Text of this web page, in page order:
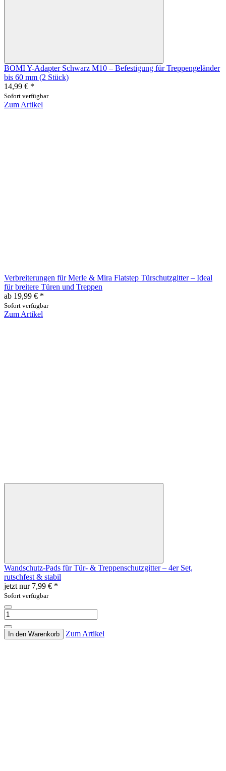
BOMI Y-Adapter Schwarz M10 – Befestigung für Treppengeländer
bis 60 mm (2 Stück)
14,99 € *
Sofort verfügbar
Zum Artikel
Verbreiterungen für Merle & Mira Flatstep Türschutzgitter – Ideal
für breitere Türen und Treppen
ab 19,99 € *
Sofort verfügbar
Zum Artikel
Wandschutz-Pads für Tür- & Treppenschutzgitter – 4er Set,
rutschfest & stabil
jetzt nur 7,99 € *
Sofort verfügbar
In den Warenkorb Zum Artikel